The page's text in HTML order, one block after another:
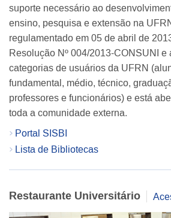
suporte necessário ao
ensino, pesquisa e extensão na
regulamentado em 05 de abril de
Resolução Nº 004/2013-CONSUNI e
categorias de usuários da UFRN
fundamental, médio, técnico,
professores e funcionários) e está
toda a comunidade externa.
Portal SISBI
Lista de Bibliotecas
Restaurante Universitário